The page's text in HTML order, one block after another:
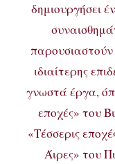
δημιουργήσει
ιδιαίτερης
γνωστά έργα,
εποχές» του
«Τέσσερις
Άιρες» του